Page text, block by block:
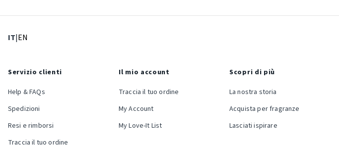
IT: Lingua corrente
|EN
Servizio clienti
Help & FAQs
Spedizioni
Resi e rimborsi
Traccia il tuo ordine
Il mio account
Traccia il tuo ordine
My Account
My Love-It List
Scopri di più
La nostra storia
Acquista per fragranze
Lasciati ispirare